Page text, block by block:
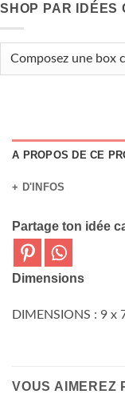
SHOP PAR IDÉES
A PROPOS DE CE
+ D'INFOS
Partage ton idée
Dimensions
DIMENSIONS : 9 x
VOUS AIMEREZ